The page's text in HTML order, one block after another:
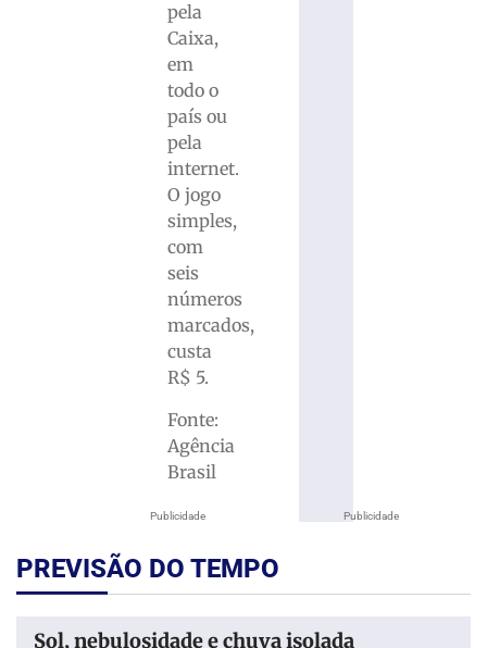
Publicidade
pela
Caixa,
em
todo o
país ou
pela
internet.
O jogo
simples,
com
seis
números
marcados,
custa
R$ 5.
Fonte:
Agência
Brasil
Publicidade
PREVISÃO DO TEMPO
Sol, nebulosidade e chuva isolada